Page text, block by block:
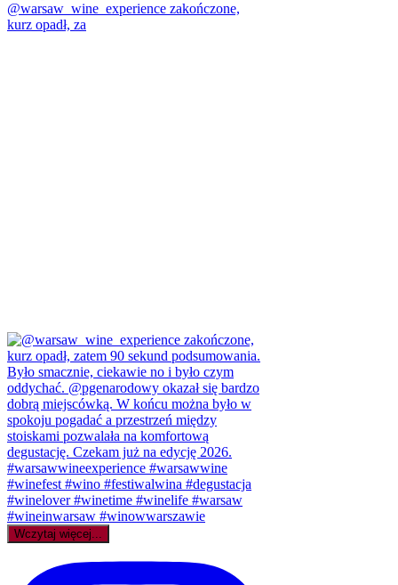
@warsaw_wine_experience zakończone,
kurz opadł, za
Wczytaj więcej...